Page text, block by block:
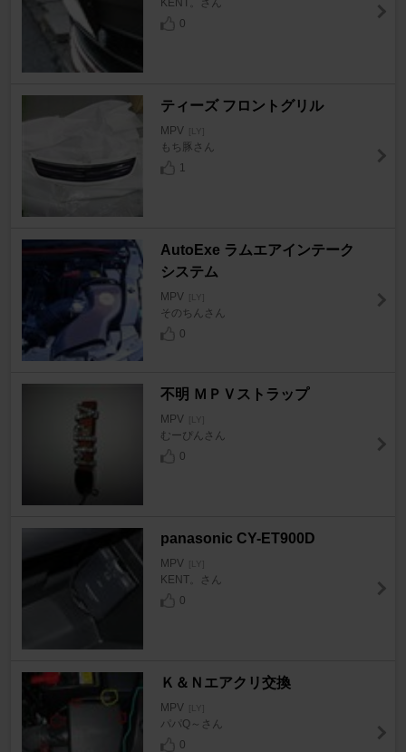
0
ティーズ フロントグリル
MPV [LY]
もち豚さん
1
AutoExe ラムエアインテーク
システム
MPV [LY]
そのちんさん
0
不明 ＭＰＶストラップ
MPV [LY]
むーぴんさん
0
panasonic CY-ET900D
MPV [LY]
KENT。さん
0
Ｋ＆Ｎエアクリ交換
MPV [LY]
パパQ～さん
0